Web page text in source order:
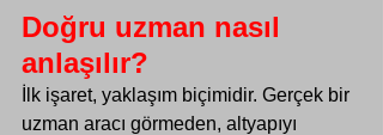
Doğru uzman nasıl
anlaşılır?
İlk işaret, yaklaşım biçimidir. Gerçek bir
uzman aracı görmeden, altyapıyı